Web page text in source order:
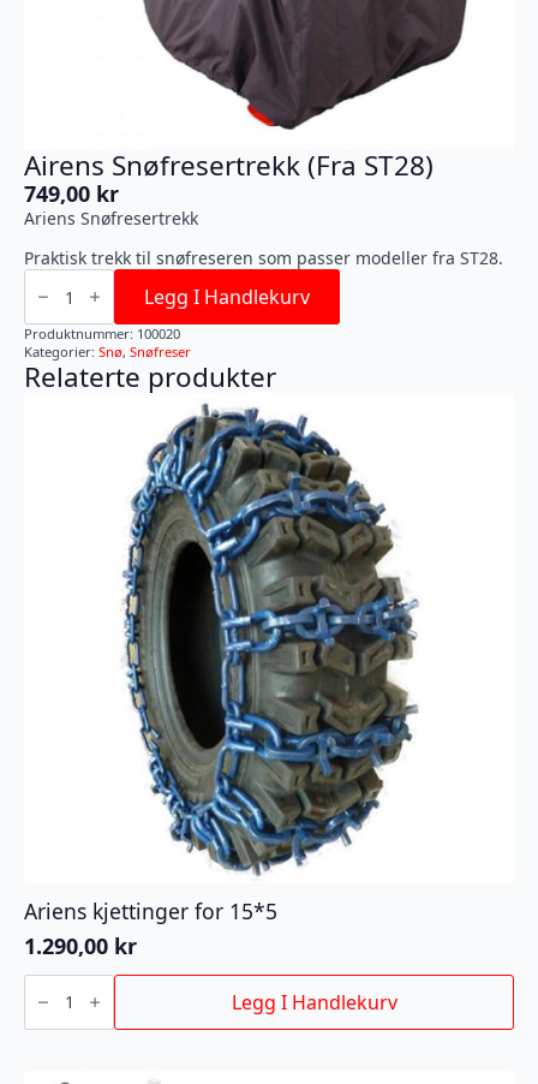
Airens Snøfresertrekk (Fra ST28)
749,00 kr
Ariens Snøfresertrekk
Praktisk trekk til snøfreseren som passer modeller fra ST28.
Airens
Snøfresertrekk
ST28)
antall
Legg I Handlekurv
Produktnummer: 100020
Kategorier: Snø, Snøfreser
Relaterte produkter
Ariens kjettinger for 15*5
1.290,00 kr
Ariens
kjettinger
15*5
Legg I Handlekurv